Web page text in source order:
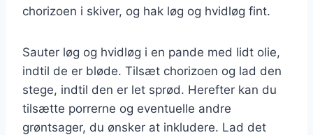
chorizoen i skiver, og hak løg og hvidløg fint.
Sauter løg og hvidløg i en pande med lidt olie,
indtil de er bløde. Tilsæt chorizoen og lad den
stege, indtil den er let sprød. Herefter kan du
tilsætte porrerne og eventuelle andre
grøntsager, du ønsker at inkludere. Lad det